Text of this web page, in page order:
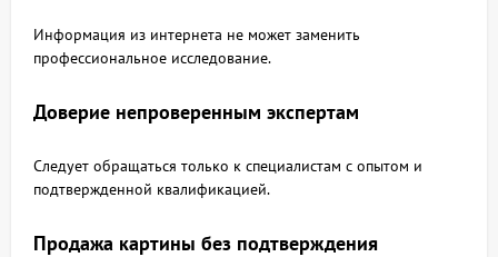
Информация из интернета не может заменить
профессиональное исследование.
Доверие непроверенным экспертам
Следует обращаться только к специалистам с опытом и
подтвержденной квалификацией.
Продажа картины без подтверждения